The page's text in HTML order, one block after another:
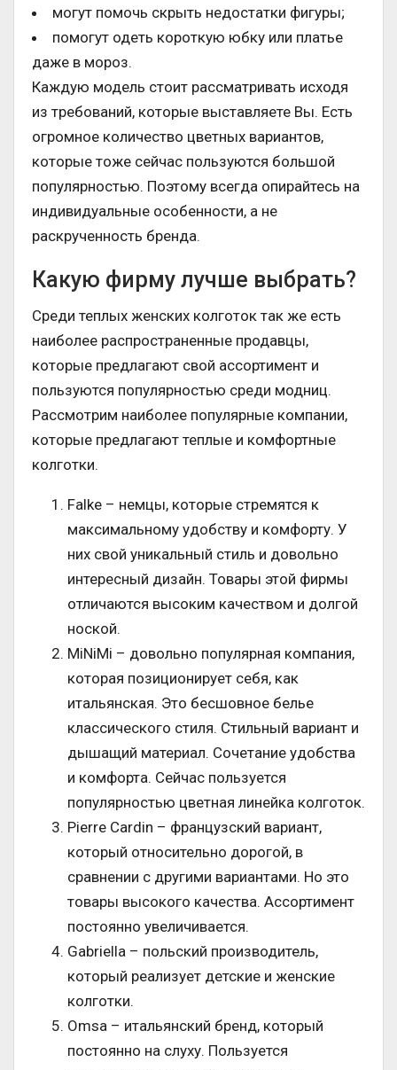
могут помочь скрыть недостатки фигуры;
помогут одеть короткую юбку или платье
даже в мороз.
Каждую модель стоит рассматривать исходя
из требований, которые выставляете Вы. Есть
огромное количество цветных вариантов,
которые тоже сейчас пользуются большой
популярностью. Поэтому всегда опирайтесь на
индивидуальные особенности, а не
раскрученность бренда.
Какую фирму лучше выбрать?
Среди теплых женских колготок так же есть
наиболее распространенные продавцы,
которые предлагают свой ассортимент и
пользуются популярностью среди модниц.
Рассмотрим наиболее популярные компании,
которые предлагают теплые и комфортные
колготки.
Falke – немцы, которые стремятся к
максимальному удобству и комфорту. У
них свой уникальный стиль и довольно
интересный дизайн. Товары этой фирмы
отличаются высоким качеством и долгой
ноской.
MiNiMi – довольно популярная компания,
которая позиционирует себя, как
итальянская. Это бесшовное белье
классического стиля. Стильный вариант и
дышащий материал. Сочетание удобства
и комфорта. Сейчас пользуется
популярностью цветная линейка колготок.
Pierre Cardin – французский вариант,
который относительно дорогой, в
сравнении с другими вариантами. Но это
товары высокого качества. Ассортимент
постоянно увеличивается.
Gabriella – польский производитель,
который реализует детские и женские
колготки.
Omsa – итальянский бренд, который
постоянно на слуху. Пользуется